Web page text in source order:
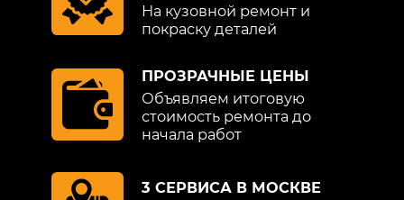
На кузовной ремонт и
покраску деталей
ПРОЗРАЧНЫЕ ЦЕНЫ
Объявляем итоговую
стоимость ремонта до
начала работ
3 СЕРВИСА В МОСКВЕ